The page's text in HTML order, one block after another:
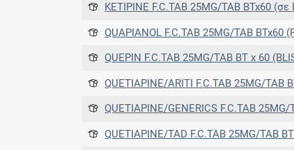
KETIPINE F.C.TAB 25MG/TAB BTx60 (σε PVC/ALU
QUAPIANOL F.C.TAB 25MG/TAB BTx60 (PVC-
QUEPIN F.C.TAB 25MG/TAB BT x 60
QUETIAPINE/ARITI F.C.TAB 25MG/TAB BT X 60
QUETIAPINE/GENERICS F.C.TAB 25MG/
QUETIAPINE/TAD F.C.TAB 25MG/TAB BT x 60 (BLISTER